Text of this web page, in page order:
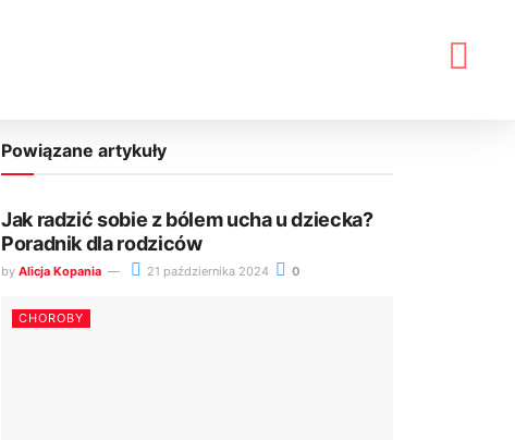
Powiązane artykuły
Jak radzić sobie z bólem ucha u dziecka?
Poradnik dla rodziców
by Alicja Kopania 21 października 2024 0
CHOROBY